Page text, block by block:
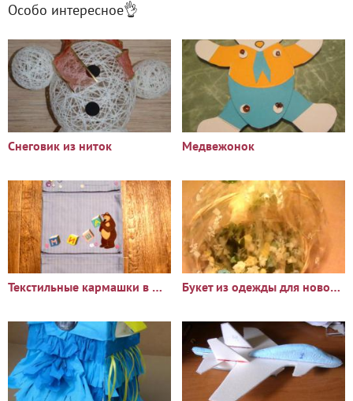
Особо интересное👌
Снеговик из ниток Медвежонок
Текстильные кармашки в шкафчик для детского сада Букет из одежды для новорожденных